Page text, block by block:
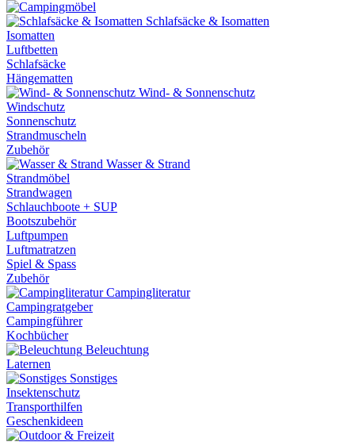
Schlafsäcke & Isomatten
Isomatten
Luftbetten
Schlafsäcke
Hängematten
Wind- & Sonnenschutz
Windschutz
Sonnenschutz
Strandmuscheln
Zubehör
Wasser & Strand
Strandmöbel
Strandwagen
Schlauchboote + SUP
Bootszubehör
Luftpumpen
Luftmatratzen
Spiel & Spass
Zubehör
Campingliteratur
Campingratgeber
Campingführer
Kochbücher
Beleuchtung
Laternen
Sonstiges
Insektenschutz
Transporthilfen
Geschenkideen